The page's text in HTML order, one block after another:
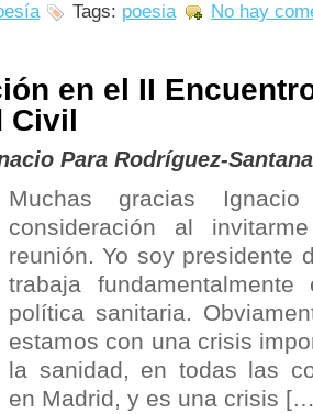
Tags: poesia No hay
en el II
Civil
Para Rodríguez-Santana
Muchas gracias
consideración al
reunión. Yo soy presidente
trabaja
política sanitaria.
estamos con una crisis
la sanidad, en todas las
en Madrid, y es una crisis